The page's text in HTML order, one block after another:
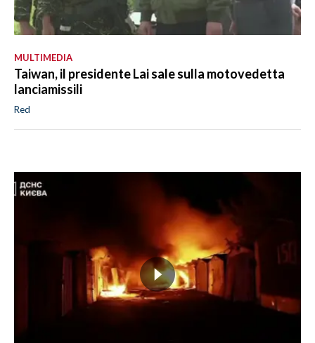
MULTIMEDIA
Taiwan, il presidente Lai sale sulla motovedetta
lanciamissili
Red